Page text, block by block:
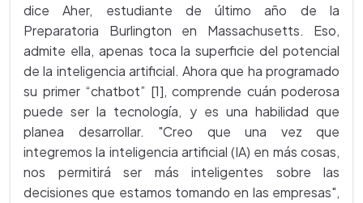
dice Aher, estudiante de último año de la
Preparatoria Burlington en Massachusetts. Eso,
admite ella, apenas toca la superficie del potencial
de la inteligencia artificial. Ahora que ha programado
su primer “chatbot” [1], comprende cuán poderosa
puede ser la tecnología, y es una habilidad que
planea desarrollar. "Creo que una vez que
integremos la inteligencia artificial (IA) en más cosas,
nos permitirá ser más inteligentes sobre las
decisiones que estamos tomando en las empresas",